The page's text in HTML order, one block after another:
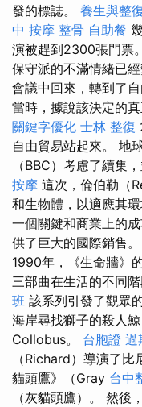
發的標誌。 養生與整
中 按摩 整骨 自助餐
演被趕到2300張門票。
保守派的不滿情緒已
會議中回來，轉到了自
當時，據說該決定的
關鍵字優化 士林 整復
自由貿易站起來。 地
（BBC）考慮了續集
按摩 這次，倫伯勒（
和生物體，以適應其環
一個關鍵和商業上的
供了巨大的國際銷售。
1990年，《生命牆》
三部曲在生活的不同
班 該系列引發了觀眾
海岸尋找獅子的殺人
Collobus。 台胞證 過
（Richard）導演了
貓頭鷹》（Gray 台中
（灰貓頭鷹）。 然後